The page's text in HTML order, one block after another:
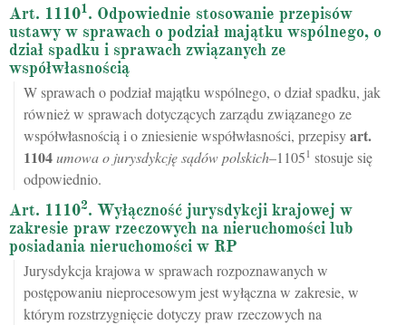
Art. 11101. Odpowiednie stosowanie przepisów
ustawy w sprawach o podział majątku wspólnego, o
dział spadku i sprawach związanych ze
współwłasnością
W sprawach o podział majątku wspólnego, o dział spadku, jak
również w sprawach dotyczących zarządu związanego ze
współwłasnością i o zniesienie współwłasności, przepisyart.
1104umowa o jurysdykcję sądów polskich–11051 stosuje się
odpowiednio.
Art. 11102. Wyłączność jurysdykcji krajowej w
zakresie praw rzeczowych na nieruchomości lub
posiadania nieruchomości w RP
Jurysdykcja krajowa w sprawach rozpoznawanych w
postępowaniu nieprocesowym jest wyłączna w zakresie, w
którym rozstrzygnięcie dotyczy praw rzeczowych na